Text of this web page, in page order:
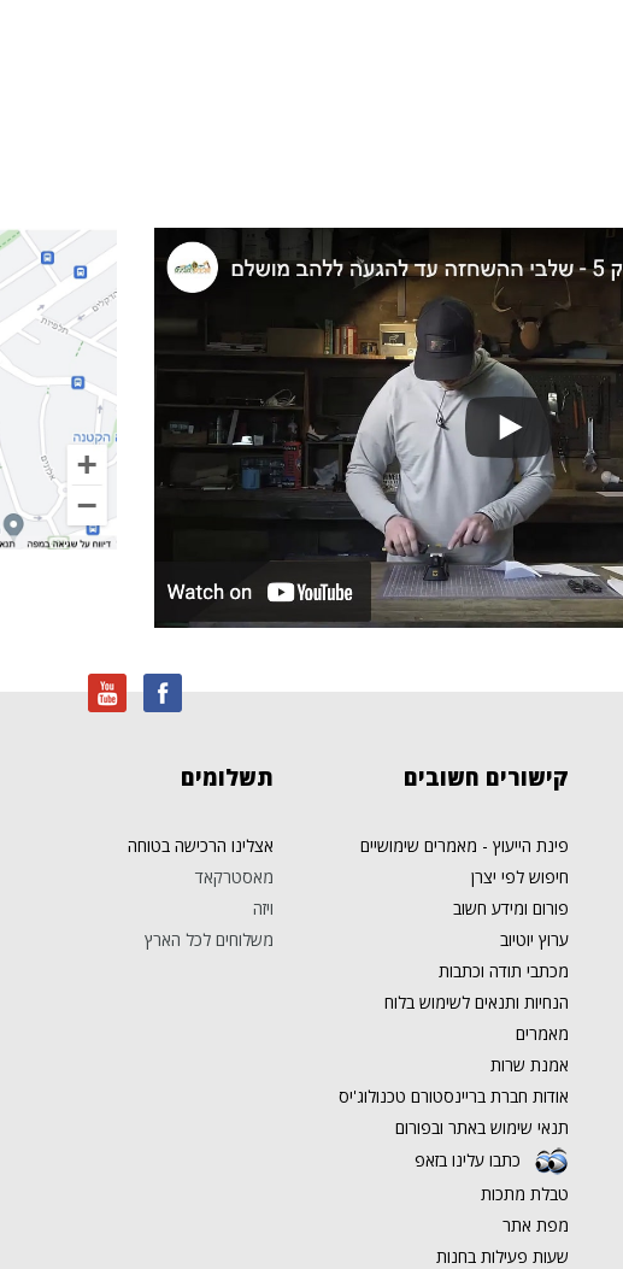
קישורים חשובים
פינת הייעוץ - מאמרים שימושיים
חיפוש לפי יצרן
פורום ומידע חשוב
ערוץ יוטיוב
מכתבי תודה וכתבות
הנחיות ותנאים לשימוש בלוח
מאמרים
אמנת שרות
אודות חברת בריינסטורם טכנולוג'יס
תנאי שימוש באתר ובפורום
כתבו עלינו בזאפ
טבלת מתכות
מפת אתר
שעות פעילות בחנות
תשלומים
אצלינו הרכישה בטוחה
מאסטרקאד
ויזה
משלוחים לכל הארץ